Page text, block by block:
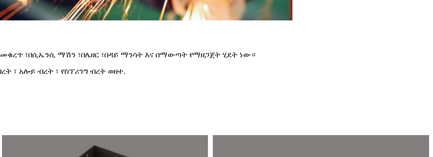
፣በሲኤንሲ ማሽን ፣በሌዘር ፣በዳይ ማንሳት እና በማውጣት የማዘጋጀት ሂደት ነው።
፣ አሎይ ብረት ፣ የስፕሪንግ ብረት ወዘተ.